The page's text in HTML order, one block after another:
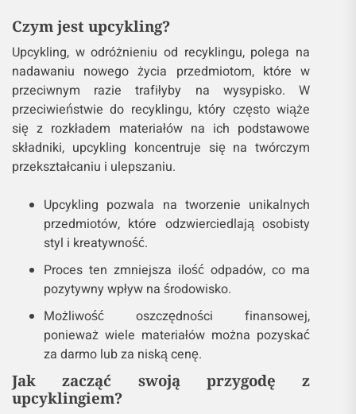
Czym jest upcykling?
Upcykling, w odróżnieniu od recyklingu, polega na
nadawaniu nowego życia przedmiotom, które w
przeciwnym razie trafiłyby na wysypisko. W
przeciwieństwie do recyklingu, który często wiąże
się z rozkładem materiałów na ich podstawowe
składniki, upcykling koncentruje się na twórczym
przekształcaniu i ulepszaniu.
Upcykling pozwala na tworzenie unikalnych
przedmiotów, które odzwierciedlają osobisty
styl i kreatywność.
Proces ten zmniejsza ilość odpadów, co ma
pozytywny wpływ na środowisko.
Możliwość oszczędności finansowej,
ponieważ wiele materiałów można pozyskać
za darmo lub za niską cenę.
Jak zacząć swoją przygodę z
upcyklingiem?